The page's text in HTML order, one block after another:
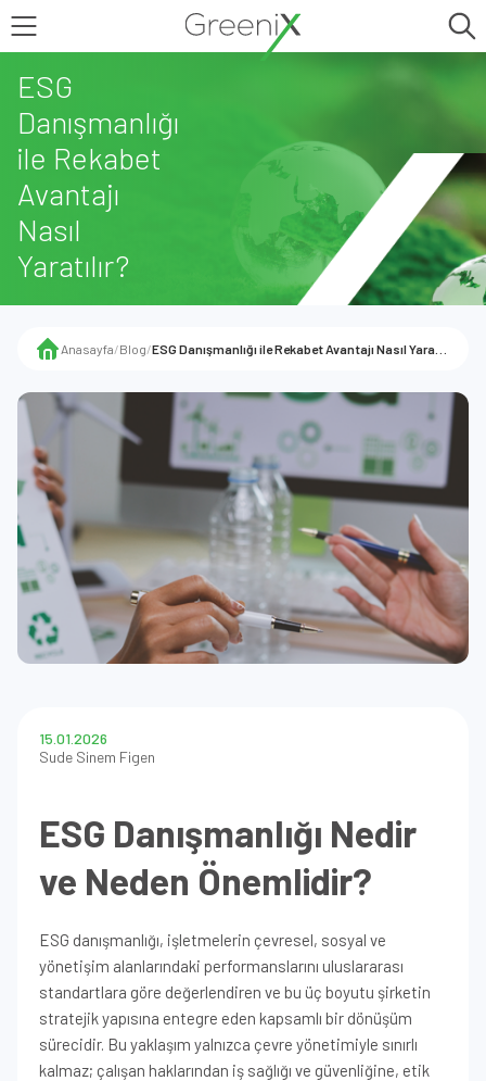
ESG
Danışmanlığı
ile Rekabet
Avantajı
Nasıl
Yaratılır?
Anasayfa/Blog/
15.01.2026
Sude Sinem Figen
ESG Danışmanlığı Nedir
ve Neden Önemlidir?
ESG danışmanlığı, işletmelerin çevresel, sosyal ve
yönetişim alanlarındaki performanslarını uluslararası
standartlara göre değerlendiren ve bu üç boyutu şirketin
stratejik yapısına entegre eden kapsamlı bir dönüşüm
sürecidir. Bu yaklaşım yalnızca çevre yönetimiyle sınırlı
kalmaz; çalışan haklarından iş sağlığı ve güvenliğine, etik